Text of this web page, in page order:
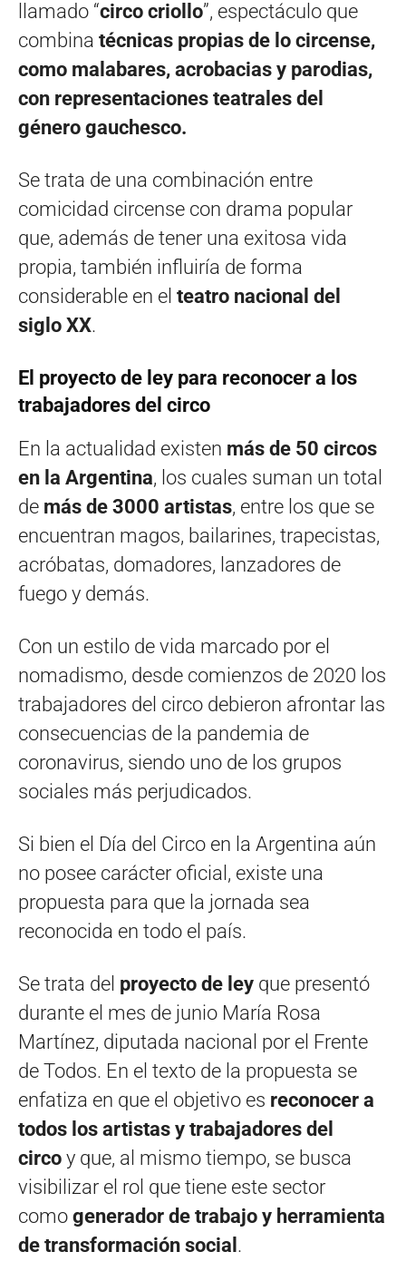
llamado “circo criollo”, espectáculo que
combina técnicas propias de lo circense,
como malabares, acrobacias y parodias,
con representaciones teatrales del
género gauchesco.
Se trata de una combinación entre
comicidad circense con drama popular
que, además de tener una exitosa vida
propia, también influiría de forma
considerable en el teatro nacional del
siglo XX.
El proyecto de ley para reconocer a los
trabajadores del circo
En la actualidad existen más de 50 circos
en la Argentina, los cuales suman un total
de más de 3000 artistas, entre los que se
encuentran magos, bailarines, trapecistas,
acróbatas, domadores, lanzadores de
fuego y demás.
Con un estilo de vida marcado por el
nomadismo, desde comienzos de 2020 los
trabajadores del circo debieron afrontar las
consecuencias de la pandemia de
coronavirus, siendo uno de los grupos
sociales más perjudicados.
Si bien el Día del Circo en la Argentina aún
no posee carácter oficial, existe una
propuesta para que la jornada sea
reconocida en todo el país.
Se trata del proyecto de ley que presentó
durante el mes de junio María Rosa
Martínez, diputada nacional por el Frente
de Todos. En el texto de la propuesta se
enfatiza en que el objetivo es reconocer a
todos los artistas y trabajadores del
circo y que, al mismo tiempo, se busca
visibilizar el rol que tiene este sector
como generador de trabajo y herramienta
de transformación social .